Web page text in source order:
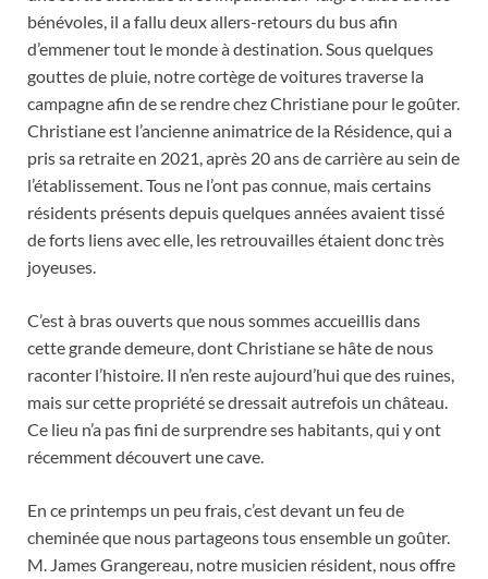
bénévoles, il a fallu deux allers-retours du bus afin
d’emmener tout le monde à destination. Sous quelques
gouttes de pluie, notre cortège de voitures traverse la
campagne afin de se rendre chez Christiane pour le goûter.
Christiane est l’ancienne animatrice de la Résidence, qui a
pris sa retraite en 2021, après 20 ans de carrière au sein de
l’établissement. Tous ne l’ont pas connue, mais certains
résidents présents depuis quelques années avaient tissé
de forts liens avec elle, les retrouvailles étaient donc très
joyeuses.
C’est à bras ouverts que nous sommes accueillis dans
cette grande demeure, dont Christiane se hâte de nous
raconter l’histoire. Il n’en reste aujourd’hui que des ruines,
mais sur cette propriété se dressait autrefois un château.
Ce lieu n’a pas fini de surprendre ses habitants, qui y ont
récemment découvert une cave.
En ce printemps un peu frais, c’est devant un feu de
cheminée que nous partageons tous ensemble un goûter.
M. James Grangereau, notre musicien résident, nous offre